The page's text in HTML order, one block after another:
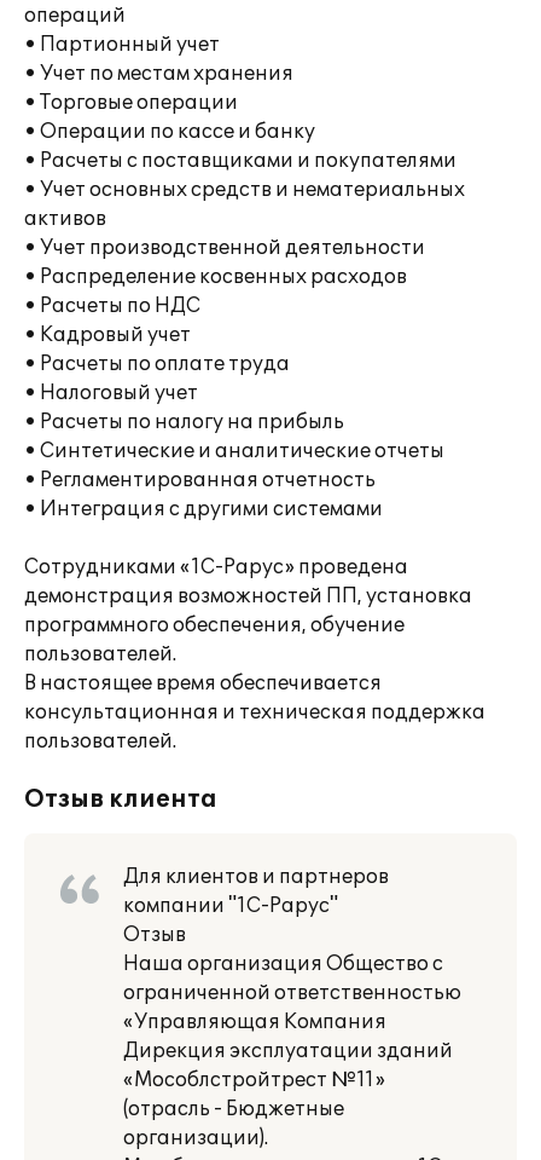
операций
• Партионный учет
• Учет по местам хранения
• Торговые операции
• Операции по кассе и банку
• Расчеты с поставщиками и покупателями
• Учет основных средств и нематериальных
активов
• Учет производственной деятельности
• Распределение косвенных расходов
• Расчеты по НДС
• Кадровый учет
• Расчеты по оплате труда
• Налоговый учет
• Расчеты по налогу на прибыль
• Синтетические и аналитические отчеты
• Регламентированная отчетность
• Интеграция с другими системами
Сотрудниками «1С-Рарус» проведена
демонстрация возможностей ПП, установка
программного обеспечения, обучение
пользователей.
В настоящее время обеспечивается
консультационная и техническая поддержка
пользователей.
Отзыв клиента
Для клиентов и партнеров
компании "1С-Рарус"
Отзыв
Наша организация Общество с
ограниченной ответственностью
«Управляющая Компания
Дирекция эксплуатации зданий
«Мособлстройтрест №11»
(отрасль - Бюджетные
организации).